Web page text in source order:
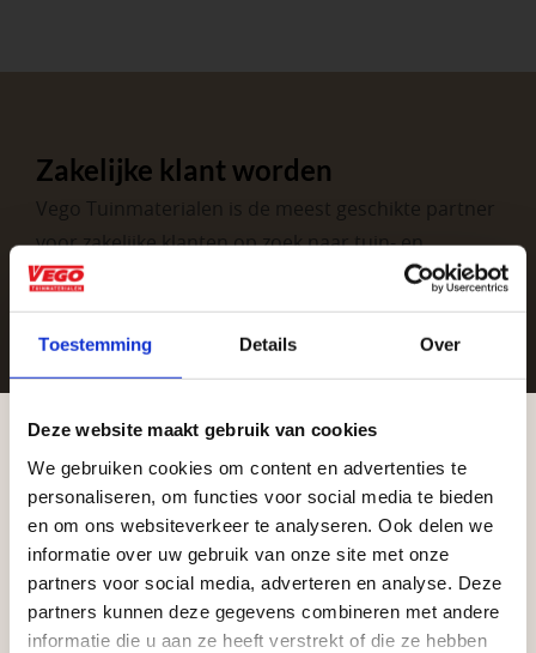
Toestemming Details Over
Deze website maakt gebruik van cookies
We gebruiken cookies om content en advertenties te
personaliseren, om functies voor social media te bieden
en om ons websiteverkeer te analyseren. Ook delen we
informatie over uw gebruik van onze site met onze
partners voor social media, adverteren en analyse. Deze
partners kunnen deze gegevens combineren met andere
informatie die u aan ze heeft verstrekt of die ze hebben
Zakelijke klant worden
Vego Tuinmaterialen is de meest geschikte partner
voor zakelijke klanten op zoek naar tuin- en
infraproducten. Als professionele leverancier van
tuinmaterialen bieden wij een breed assortiment
aan producten van topkwaliteit. Lees meer over de
zakelijke mogelijkheden.
Vrijblijvend advies?
Aangepaste openingstijden tijdens de
vakantieperiode
Waardenburg en Vego Dordrecht hanteren tijdens
de vakantieperiode aangepaste openingstijden op
zaterdag. Bekijk de vestigingspagina voor de